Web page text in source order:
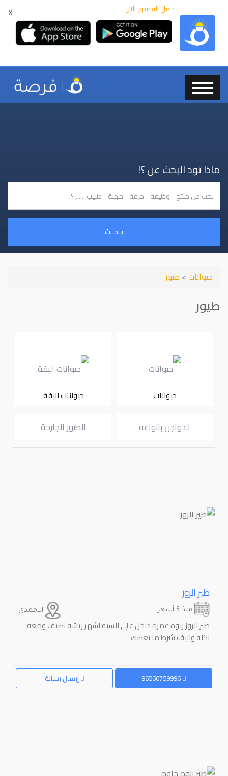
X حمل التطبيق الان
ماذا تود البحث عن ؟!
بـحـث
حيوانات> طيور
طيور
حيوانات حيوانات اليفة
الدواجن بانواعه الطيور الجارحة
طير الروز
الاحمدي منذ 3 أشهر
طير الروز ربوه عمره داخل على السته اشهر ريشه نضيف ومعه
اكله واليف شرط ما يعضك
إرسال رسالة 96560759996